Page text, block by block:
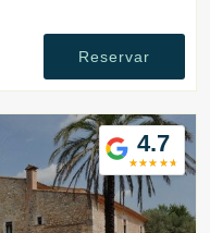
Reservar
4.7